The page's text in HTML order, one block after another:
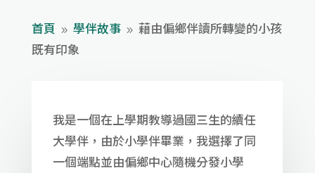
首頁 9 學伴故事 9 藉由偏鄉伴讀所轉變的小孩
既有印象
我是一個在上學期教導過國三生的續任
大學伴，由於小學伴畢業，我選擇了同
一個端點並由偏鄉中心隨機分發小學